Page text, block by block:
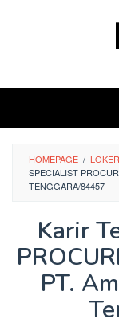
HOMEPAGE /
SPECIALIST
TENGGARA/84457
Karir
PT.